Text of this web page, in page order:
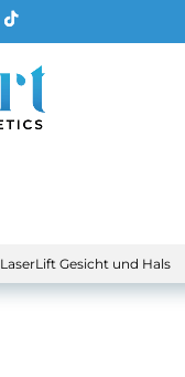
LaserLift Gesicht und Hals